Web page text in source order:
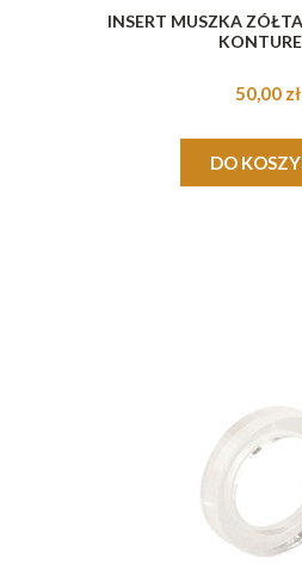
INSERT MUSZKA
50,00 zł
DO